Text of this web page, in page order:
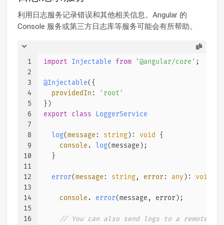
利用日志服务记录错误和其他相关信息。Angular 的
Console 服务或第三方日志库等服务可能会有所帮助。
1
2
3
4
5
6
7
8
9
10
11
12
13
14
15
16
import Injectable from '@angular/core' ;
@Injectable({
providedIn :
'root'
})
export
class LoggerService
log(message : string): void {
console. log(message);
  }
error(message : string, error : any ): void
console. error(message, error);
// You can also send logs to a remote